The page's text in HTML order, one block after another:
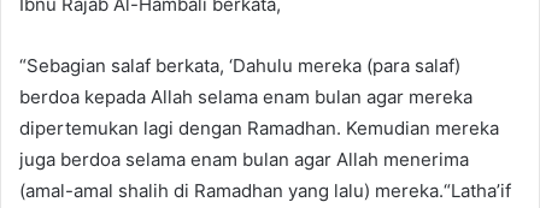
“Sebagian salaf berkata, ‘Dahulu mereka (para salaf)
berdoa kepada Allah selama enam bulan agar mereka
dipertemukan lagi dengan Ramadhan. Kemudian mereka
juga berdoa selama enam bulan agar Allah menerima
(amal-amal shalih di Ramadhan yang lalu) mereka.“Latha’if